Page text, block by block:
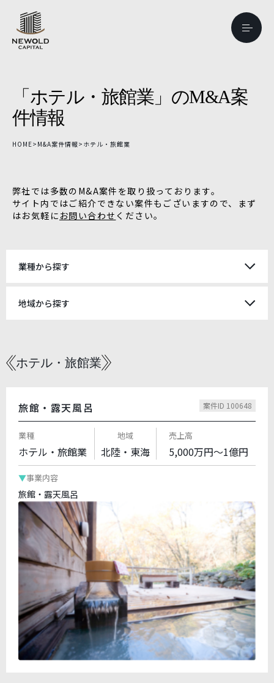
「ホテル・旅館業」のM&A案
件情報
HOME> M&A案件情報> ホテル・旅館業
弊社では多数のM&A案件を取り扱っております。
サイト内ではご紹介できない案件もございますので、まず
はお気軽に お問い合わせ ください。
業種から探す
地域から探す
ホテル・旅館業
旅館・露天風呂 案件ID 100648
業種
ホテル・旅館業
地域
北陸・東海
売上高
5,000万円～1億円
事業内容
旅館・露天風呂